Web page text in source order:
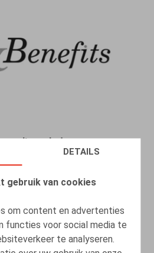
DETAILS
gebruik van cookies
om content en advertenties
functies voor social media te
te analyseren.
sur l'avenir des